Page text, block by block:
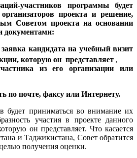
участников программы будет
проекта и решение,
Советом проекта на основании
документами:
кандидата на учебный визит
которую он представляет ,
из его организации или
по почте, факсу или Интернету.
будет приниматься во внимание их
участия в проекте данного
он представляет. Что касается
и Таджикистана, Совет обратится
получения оценки.